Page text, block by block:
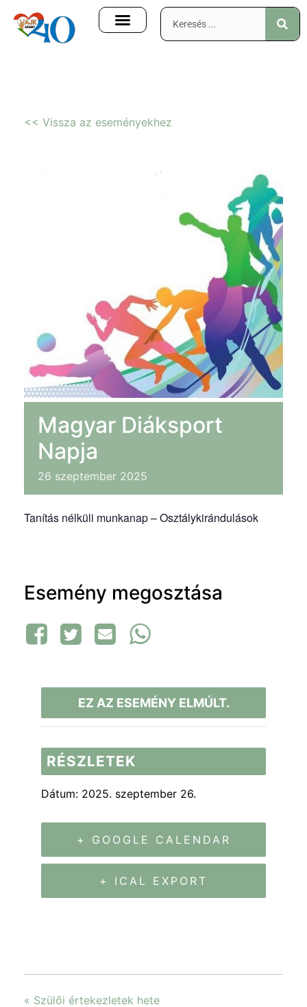
<< Vissza az eseményekhez
Magyar Diáksport
Napja
26 szeptember 2025
Tanítás nélküli munkanap – Osztálykirándulások
Esemény megosztása
EZ AZ ESEMÉNY ELMÚLT.
RÉSZLETEK
Dátum: 2025. szeptember 26.
+ GOOGLE CALENDAR
+ ICAL EXPORT
« Szülői értekezletek hete